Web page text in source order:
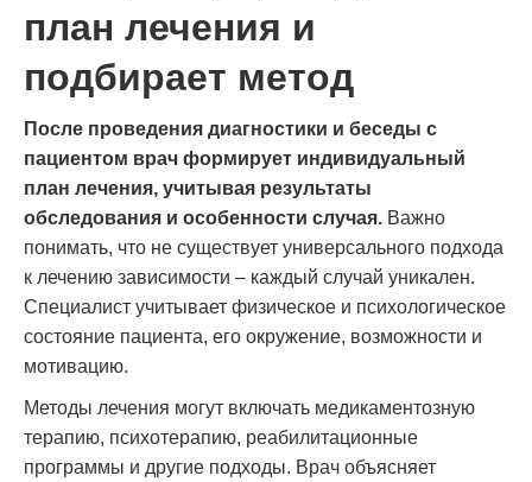
план лечения и
подбирает метод
После проведения диагностики и беседы с
пациентом врач формирует индивидуальный
план лечения, учитывая результаты
обследования и особенности случая. Важно
понимать, что не существует универсального подхода
к лечению зависимости – каждый случай уникален.
Специалист учитывает физическое и психологическое
состояние пациента, его окружение, возможности и
мотивацию.
Методы лечения могут включать медикаментозную
терапию, психотерапию, реабилитационные
программы и другие подходы. Врач объясняет